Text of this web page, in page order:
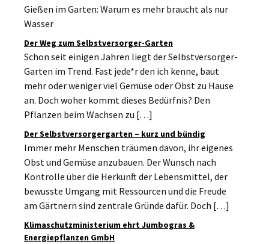
Gießen im Garten: Warum es mehr braucht als nur
Wasser
Der Weg zum Selbstversorger-Garten
Schon seit einigen Jahren liegt der Selbstversorger-
Garten im Trend. Fast jede*r den ich kenne, baut
mehr oder weniger viel Gemüse oder Obst zu Hause
an. Doch woher kommt dieses Bedürfnis? Den
Pflanzen beim Wachsen zu […]
Der Selbstversorgergarten – kurz und bündig
Immer mehr Menschen träumen davon, ihr eigenes
Obst und Gemüse anzubauen. Der Wunsch nach
Kontrolle über die Herkunft der Lebensmittel, der
bewusste Umgang mit Ressourcen und die Freude
am Gärtnern sind zentrale Gründe dafür. Doch […]
Klimaschutzministerium ehrt Jumbogras &
Energiepflanzen GmbH